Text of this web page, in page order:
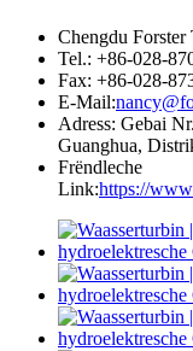
Chengdu
Tel.: +86-028-
Fax: +86-028-
E-Mail:
Adress: Gebai
Guanghua,
Frëndleche
Link:https://